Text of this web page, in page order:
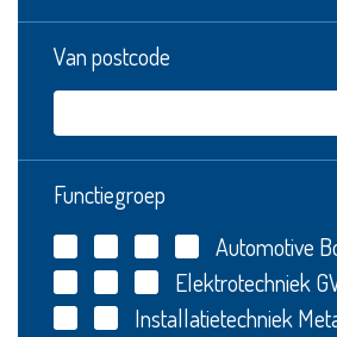
Van postcode
Functiegroep
Automotive
Elektrotechniek
Installatietechniek